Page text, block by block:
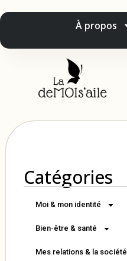
À propos
Catégories
Moi & mon identité
Bien-être & santé
Mes relations & la société